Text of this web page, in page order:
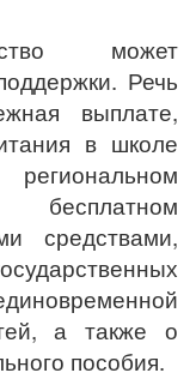
может
Речь
выплате,
в школе
бесплатном
средствами,
а также о
пособия.